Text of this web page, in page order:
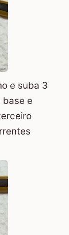
e suba 3
base e